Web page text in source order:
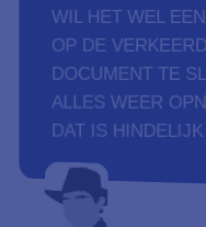
WIL HET WEL
OP DE
DOCUMENT TE
ALLES WEER
DAT IS HINDELIJK